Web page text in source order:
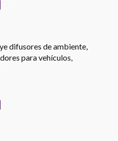
difusores de ambiente,
para vehículos,